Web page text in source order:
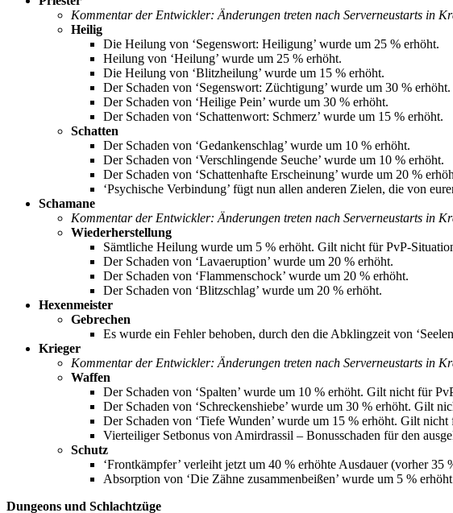
Kommentar der Entwickler: Änderungen treten nach Serverneustarts in
Heilig
Die Heilung von ‘Segenswort: Heiligung’ wurde um 25 % erhöht.
Heilung von ‘Heilung’ wurde um 25 % erhöht.
Die Heilung von ‘Blitzheilung’ wurde um 15 % erhöht.
Der Schaden von ‘Segenswort: Züchtigung’ wurde um 30 % erhöht.
Der Schaden von ‘Heilige Pein’ wurde um 30 % erhöht.
Der Schaden von ‘Schattenwort: Schmerz’ wurde um 15 % erhöht.
Schatten
Der Schaden von ‘Gedankenschlag’ wurde um 10 % erhöht.
Der Schaden von ‘Verschlingende Seuche’ wurde um 10 % erhöht.
Der Schaden von ‘Schattenhafte Erscheinung’ wurde um 20 %
‘Psychische Verbindung’ fügt nun allen anderen Zielen, die von
Schamane
Kommentar der Entwickler: Änderungen treten nach Serverneustarts in
Wiederherstellung
Sämtliche Heilung wurde um 5 % erhöht. Gilt nicht für PvP-
Der Schaden von ‘Lavaeruption’ wurde um 20 % erhöht.
Der Schaden von ‘Flammenschock’ wurde um 20 % erhöht.
Der Schaden von ‘Blitzschlag’ wurde um 20 % erhöht.
Hexenmeister
Gebrechen
Es wurde ein Fehler behoben, durch den die Abklingzeit von
Krieger
Kommentar der Entwickler: Änderungen treten nach Serverneustarts in
Waffen
Der Schaden von ‘Spalten’ wurde um 10 % erhöht. Gilt nicht für
Der Schaden von ‘Schreckenshiebe’ wurde um 30 % erhöht. Gilt
Der Schaden von ‘Tiefe Wunden’ wurde um 15 % erhöht. Gilt
Vierteiliger Setbonus von Amirdrassil – Bonusschaden für den
Schutz
‘Frontkämpfer’ verleiht jetzt um 40 % erhöhte Ausdauer (vorher 35
Absorption von ‘Die Zähne zusammenbeißen’ wurde um 5 %
Dungeons und Schlachtzüge